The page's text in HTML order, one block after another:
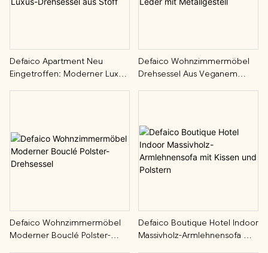
Defaico Apartment Neu
Eingetroffen: Moderner Luxus-
Defaico Wohnzimmermöbel
Drehsessel Aus Veganem
Defaico Wohnzimmermöbel
Moderner Bouclé Polster-
Defaico Boutique Hotel Indoor
Massivholz-Armlehnensofa Mit